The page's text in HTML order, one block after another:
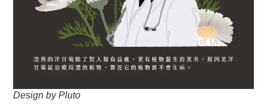
Design by Pluto